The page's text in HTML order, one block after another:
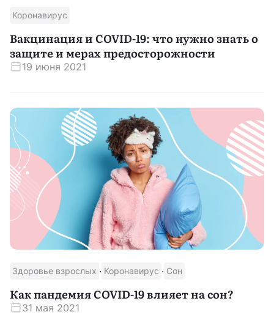
Коронавирус
Вакцинация и COVID-19: что нужно знать о
защите и мерах предосторожности
19 июня 2021
Здоровье взрослых · Коронавирус · Сон
Как пандемия COVID-19 влияет на сон?
31 мая 2021